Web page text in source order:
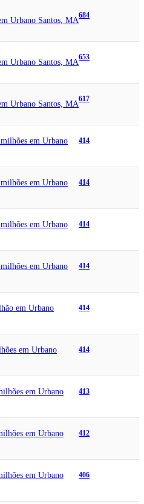
Urbano Santos, MA
684
Urbano Santos, MA
653
Urbano Santos, MA
617
em Urbano
414
em Urbano
414
em Urbano
414
em Urbano
414
em Urbano
414
em Urbano
414
em Urbano
413
em Urbano
412
em Urbano
406